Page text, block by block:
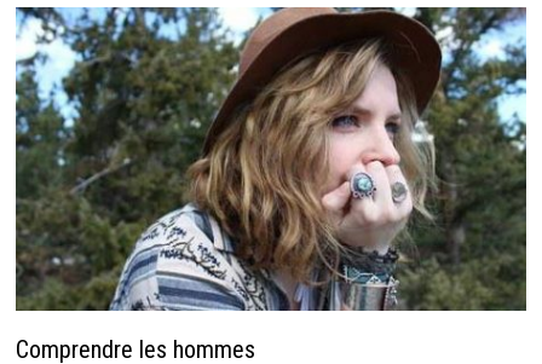
Comprendre les hommes